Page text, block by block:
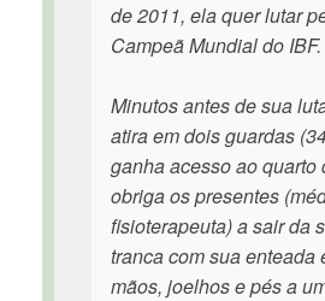
de 2011, ela quer lutar
Campeã Mundial do IBF.
Minutos antes de sua
atira em dois guardas
ganha acesso ao quarto
obriga os presentes
fisioterapeuta) a sair da
tranca com sua enteada
mãos, joelhos e pés a